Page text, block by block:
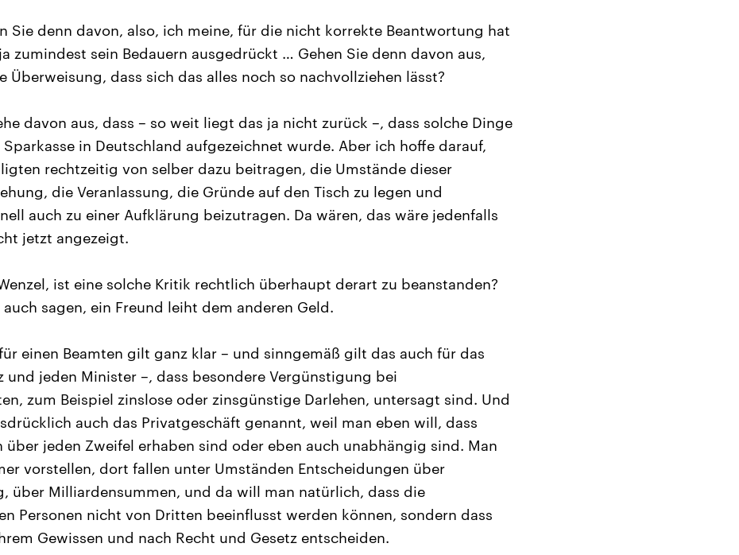
Sie denn davon, also, ich meine, für die nicht korrekte Beantwortung hat
zumindest sein Bedauern ausgedrückt … Gehen Sie denn davon aus,
Überweisung, dass sich das alles noch so nachvollziehen lässt?
davon aus, dass – so weit liegt das ja nicht zurück –, dass solche Dinge
in Deutschland aufgezeichnet wurde. Aber ich hoffe darauf,
rechtzeitig von selber dazu beitragen, die Umstände dieser
die Veranlassung, die Gründe auf den Tisch zu legen und
auch zu einer Aufklärung beizutragen. Da wären, das wäre jedenfalls
jetzt angezeigt.
ist eine solche Kritik rechtlich überhaupt derart zu beanstanden?
sagen, ein Freund leiht dem anderen Geld.
einen Beamten gilt ganz klar – und sinngemäß gilt das auch für das
und jeden Minister –, dass besondere Vergünstigung bei
zum Beispiel zinslose oder zinsgünstige Darlehen, untersagt sind. Und
auch das Privatgeschäft genannt, weil man eben will, dass
über jeden Zweifel erhaben sind oder eben auch unabhängig sind. Man
vorstellen, dort fallen unter Umständen Entscheidungen über
über Milliardensummen, und da will man natürlich, dass die
Personen nicht von Dritten beeinflusst werden können, sondern dass
Gewissen und nach Recht und Gesetz entscheiden.